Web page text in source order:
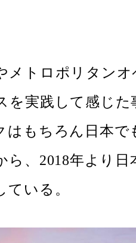
メトロポリタン
を実践して感じた
はもちろん日本で
ら、2018年より日
いる。